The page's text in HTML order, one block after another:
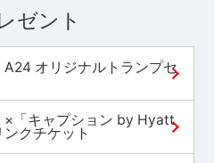
ゼント
オリジナルトランプセ
×「キャプション by Hyatt
クチケット